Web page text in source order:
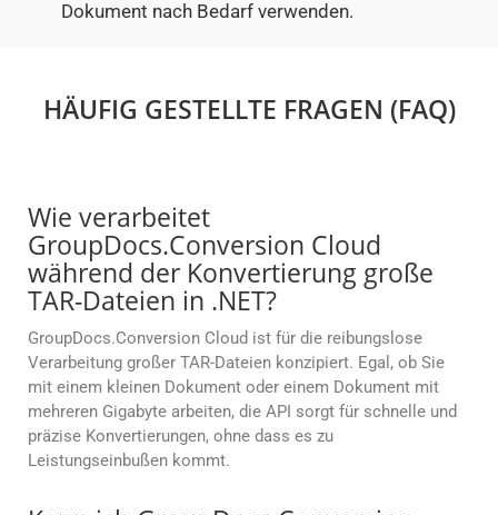
Dokument nach Bedarf verwenden.
HÄUFIG GESTELLTE FRAGEN (FAQ)
Wie verarbeitet
GroupDocs.Conversion Cloud
während der Konvertierung große
TAR-Dateien in .NET?
GroupDocs.Conversion Cloud ist für die reibungslose
Verarbeitung großer TAR-Dateien konzipiert. Egal, ob Sie
mit einem kleinen Dokument oder einem Dokument mit
mehreren Gigabyte arbeiten, die API sorgt für schnelle und
präzise Konvertierungen, ohne dass es zu
Leistungseinbußen kommt.